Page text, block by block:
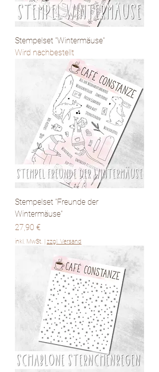
Stempelset "Wintermäuse"
Wird nachbestellt
Stempelset "Freunde der
Wintermäuse"
Preis
27,90 €
inkl. MwSt. | zzgl. Versand